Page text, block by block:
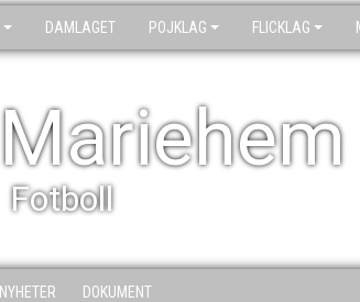
DAMLAGET POJKLAG FLICKLAG
Fotboll
NYHETER DOKUMENT